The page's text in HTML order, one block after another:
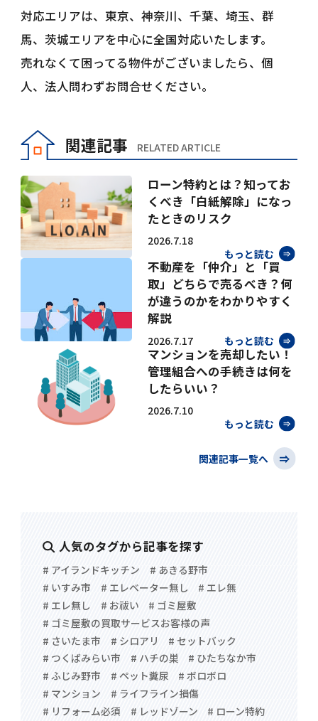
対応エリアは、東京、神奈川、千葉、埼玉、群
馬、茨城エリアを中心に全国対応いたします。
売れなくて困ってる物件がございましたら、個
人、法人問わずお問合せください。
関連記事 RELATED ARTICLE
ローン特約とは？知ってお
くべき「白紙解除」になっ
たときのリスク
2026.7.18
もっと読む
不動産を「仲介」と「買
取」どちらで売るべき？何
が違うのかをわかりやすく
解説
2026.7.17 もっと読む
マンションを売却したい！
管理組合への手続きは何を
したらいい？
2026.7.10
もっと読む
関連記事一覧へ
人気のタグから記事を探す
# アイランドキッチン
# あきる野市
# いすみ市
# エレベーター無し
# エレ無
# エレ無し
# お祓い
# ゴミ屋敷
# ゴミ屋敷の買取サービスお客様の声
# さいたま市
# シロアリ
# セットバック
# つくばみらい市
# ハチの巣
# ひたちなか市
# ふじみ野市
# ペット糞尿
# ボロボロ
# マンション
# ライフライン損傷
# リフォーム必須
# レッドゾーン
# ローン特約